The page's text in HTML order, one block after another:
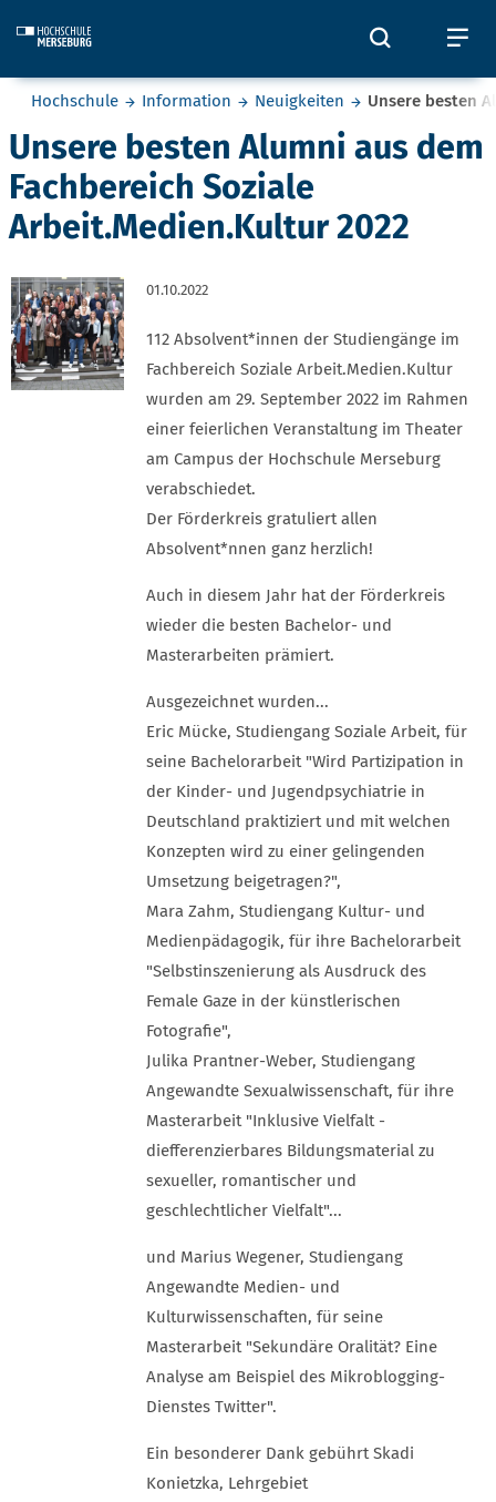
Öffnet
Sie befinden sich hier:
Hochschule Information Neuigkeiten Unsere besten
Unsere besten Alumni aus dem
Fachbereich Soziale
Arbeit.Medien.Kultur 2022
01.10.2022
112 Absolvent*innen der Studiengänge im
Fachbereich Soziale Arbeit.Medien.Kultur
wurden am 29. September 2022 im Rahmen
einer feierlichen Veranstaltung im Theater
am Campus der Hochschule Merseburg
verabschiedet.
Der Förderkreis gratuliert allen
Absolvent*nnen ganz herzlich!
Auch in diesem Jahr hat der Förderkreis
wieder die besten Bachelor- und
Masterarbeiten prämiert.
Ausgezeichnet wurden...
Eric Mücke, Studiengang Soziale Arbeit, für
seine Bachelorarbeit "Wird Partizipation in
der Kinder- und Jugendpsychiatrie in
Deutschland praktiziert und mit welchen
Konzepten wird zu einer gelingenden
Umsetzung beigetragen?",
Mara Zahm, Studiengang Kultur- und
Medienpädagogik, für ihre Bachelorarbeit
"Selbstinszenierung als Ausdruck des
Female Gaze in der künstlerischen
Fotografie",
Julika Prantner-Weber, Studiengang
Angewandte Sexualwissenschaft, für ihre
Masterarbeit "Inklusive Vielfalt -
diefferenzierbares Bildungsmaterial zu
sexueller, romantischer und
geschlechtlicher Vielfalt"...
und Marius Wegener, Studiengang
Angewandte Medien- und
Kulturwissenschaften, für seine
Masterarbeit "Sekundäre Oralität? Eine
Analyse am Beispiel des Mikroblogging-
Dienstes Twitter".
Ein besonderer Dank gebührt Skadi
Konietzka, Lehrgebiet